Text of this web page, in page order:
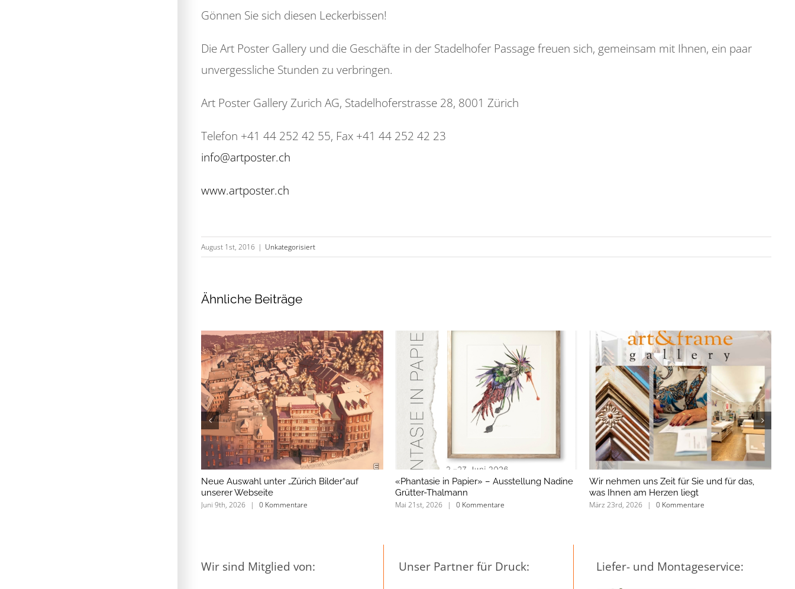
Gönnen Sie sich diesen Leckerbissen!
Die Art Poster Gallery und die Geschäfte in der Stadelhofer Passage freuen sich, gemeinsam mit Ihnen, ein paar
unvergessliche Stunden zu verbringen.
Art Poster Gallery Zurich AG, Stadelhoferstrasse 28, 8001 Zürich
Telefon +41 44 252 42 55, Fax +41 44 252 42 23
info@artposter.ch
www.artposter.ch
August 1st, 2016 | Unkategorisiert
Ähnliche Beiträge
Neue Auswahl unter „Zürich Bilder“auf
unserer Webseite
Juni 9th, 2026 | 0 Kommentare
«Phantasie in Papier» – Ausstellung Nadine
Grütter-Thalmann
Mai 21st, 2026 | 0 Kommentare
Wir nehmen uns Zeit für Sie und für das,
was Ihnen am Herzen liegt
März 23rd, 2026 | 0 Kommentare
Wir sind Mitglied von: Unser Partner für Druck: Liefer- und Montageservice: